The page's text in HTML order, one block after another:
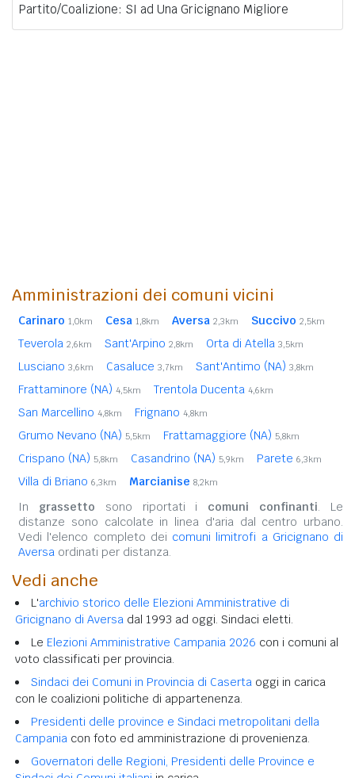
Partito/Coalizione: SI ad Una Gricignano Migliore
Amministrazioni dei comuni vicini
Carinaro 1,0km Cesa 1,8km Aversa 2,3km Succivo 2,5km
Teverola 2,6km Sant'Arpino 2,8km Orta di Atella 3,5km
Lusciano 3,6km Casaluce 3,7km Sant'Antimo (NA) 3,8km
Frattaminore (NA) 4,5km Trentola Ducenta 4,6km
San Marcellino 4,8km Frignano 4,8km
Grumo Nevano (NA) 5,5km Frattamaggiore (NA) 5,8km
Crispano (NA) 5,8km Casandrino (NA) 5,9km Parete 6,3km
Villa di Briano 6,3km Marcianise 8,2km
In grassetto sono riportati i comuni confinanti. Le
distanze sono calcolate in linea d'aria dal centro urbano.
Vedi l'elenco completo dei comuni limitrofi a Gricignano di
Aversa ordinati per distanza.
Vedi anche
L'archivio storico delle Elezioni Amministrative di
Gricignano di Aversa dal 1993 ad oggi. Sindaci eletti.
Le Elezioni Amministrative Campania 2026 con i comuni al
voto classificati per provincia.
Sindaci dei Comuni in Provincia di Caserta oggi in carica
con le coalizioni politiche di appartenenza.
Presidenti delle province e Sindaci metropolitani della
Campania con foto ed amministrazione di provenienza.
Governatori delle Regioni, Presidenti delle Province e